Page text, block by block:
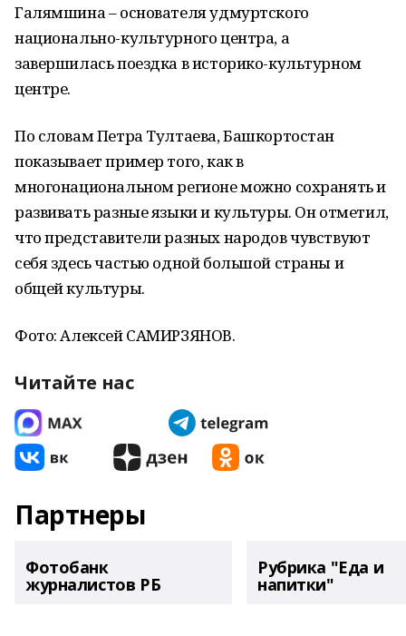
Галямшина – основателя удмуртского
национально-культурного центра, а
завершилась поездка в историко-культурном
центре.
По словам Петра Тултаева, Башкортостан
показывает пример того, как в
многонациональном регионе можно сохранять и
развивать разные языки и культуры. Он отметил,
что представители разных народов чувствуют
себя здесь частью одной большой страны и
общей культуры.
Фото: Алексей САМИРЗЯНОВ.
Читайте нас
Партнеры
Фотобанк
журналистов РБ
Рубрика "Еда и
напитки"